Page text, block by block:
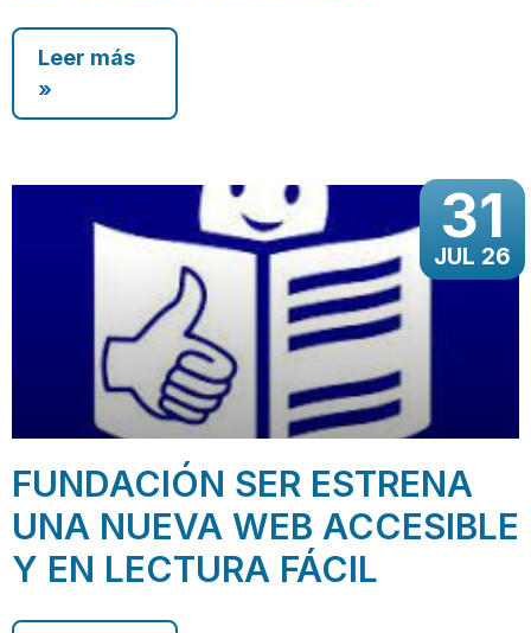
Leer más
»
31
JUL 26
FUNDACIÓN SER ESTRENA
UNA NUEVA WEB ACCESIBLE
Y EN LECTURA FÁCIL